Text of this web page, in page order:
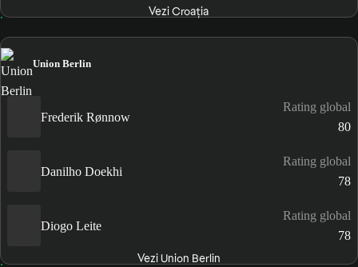
Vezi Croaţia
Union Berlin
Frederik Rønnow
Rating global
80
Danilho Doekhi
Rating global
78
Diogo Leite
Rating global
78
Vezi Union Berlin